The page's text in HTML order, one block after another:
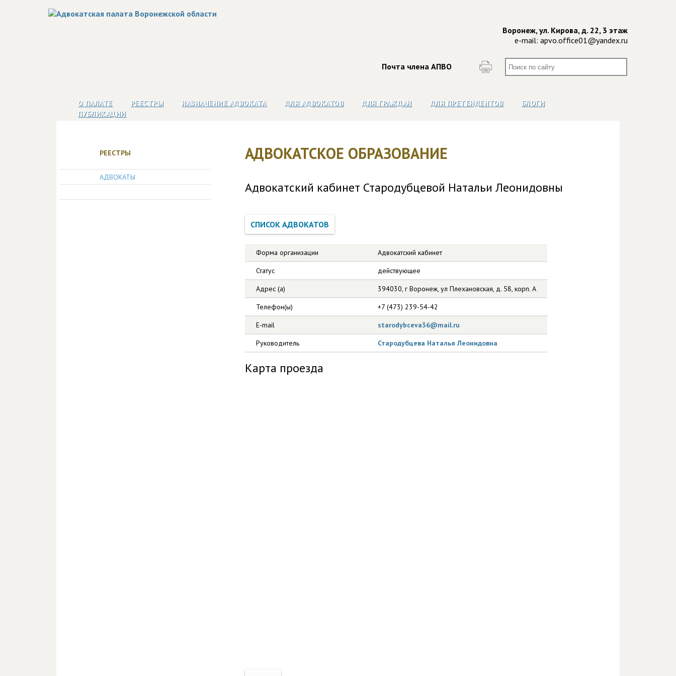
Воронеж, ул. Кирова, д. 22, 3 этаж
e-mail: apvo.office01@yandex.ru
Почта члена АПВО
О ПАЛАТЕ РЕЕСТРЫ НАЗНАЧЕНИЕ АДВОКАТА ДЛЯ АДВОКАТОВ ДЛЯ ГРАЖДАН ДЛЯ ПРЕТЕНДЕНТОВ
БЛОГИ
ПУБЛИКАЦИИ
РЕЕСТРЫ
АДВОКАТЫ
АДВОКАТСКОЕ ОБРАЗОВАНИЕ
Адвокатский кабинет Стародубцевой Натальи Леонидовны
Форма организации
Адвокатский кабинет
Статус
действующее
Адрес (а)
394030, г Воронеж, ул Плехановская, д. 58, корп. А
Телефон(ы)
+7 (473) 239-54-42
E-mail
starodybceva36@mail.ru
Руководитель
Стародубцева Наталья Леонидовна
Карта проезда